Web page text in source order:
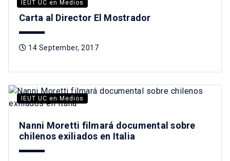
IEUT UC en Medios
Carta al Director El Mostrador
14 September, 2017
IEUT UC en Medios
Nanni Moretti filmará documental sobre
chilenos exiliados en Italia